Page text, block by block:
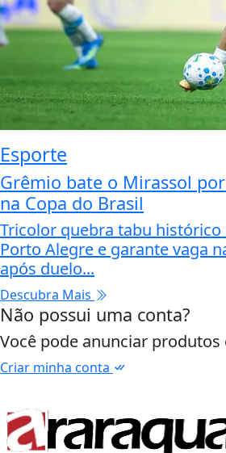
Esporte
Grêmio bate o Mirassol
na Copa do Brasil
Tricolor quebra tabu histórico
Porto Alegre e garante vaga
após duelo...
Descubra Mais
Não possui uma conta?
Você pode anunciar
Criar minha conta